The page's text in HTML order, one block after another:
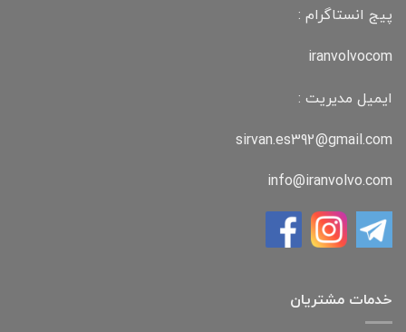
پیج انستاگرام :
iranvolvocom
ایمیل مدیریت :
sirvan.es392@gmail.com
info@iranvolvo.com
خدمات مشتریان